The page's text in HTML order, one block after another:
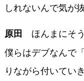
しれないんで気が
原田 ほんまにそ
僕らはデブなんで
りながら付いてい